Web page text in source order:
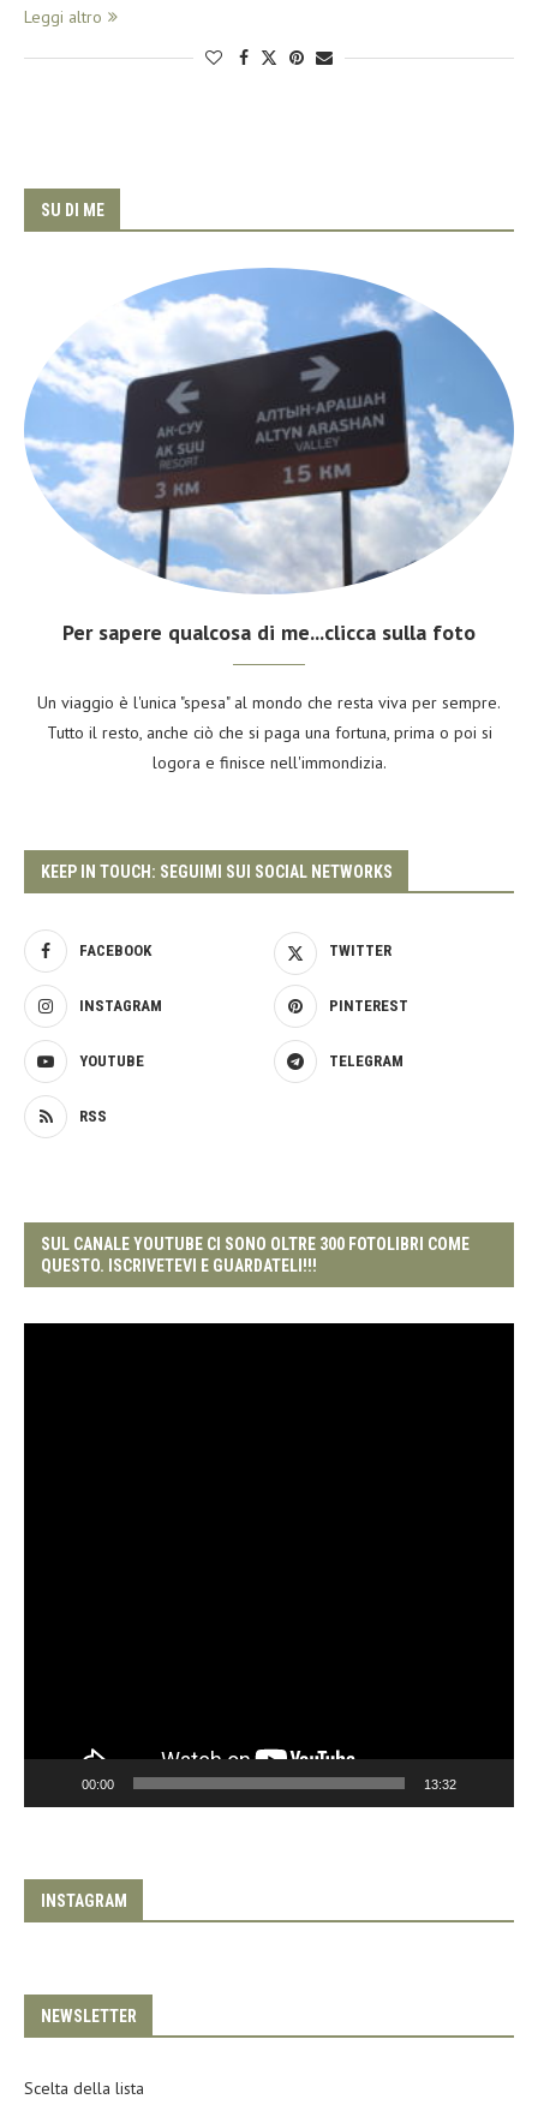
Leggi altro
SU DI ME
Per sapere qualcosa di me...clicca sulla foto
Un viaggio è l'unica "spesa" al mondo che resta viva per sempre.
Tutto il resto, anche ciò che si paga una fortuna, prima o poi si
logora e finisce nell'immondizia.
KEEP IN TOUCH: SEGUIMI SUI SOCIAL NETWORKS
FACEBOOK TWITTER
INSTAGRAM PINTEREST
YOUTUBE TELEGRAM
RSS
SUL CANALE YOUTUBE CI SONO OLTRE 300 FOTOLIBRI COME
QUESTO. ISCRIVETEVI E GUARDATELI!!!
00:00 13:32
INSTAGRAM
NEWSLETTER
Scelta della lista